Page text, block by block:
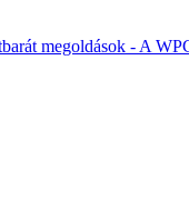
megoldások - A